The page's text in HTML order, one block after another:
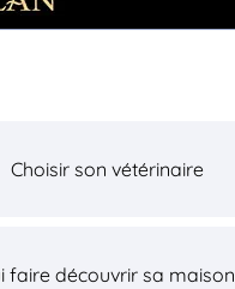
Choisir son vétérinaire
faire découvrir sa maison